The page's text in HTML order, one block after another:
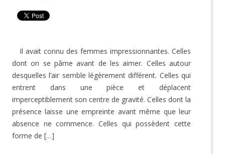
Il avait connu des femmes impressionnantes. Celles
dont on se pâme avant de les aimer. Celles autour
desquelles l’air semble légèrement différent. Celles qui
entrent dans une pièce et déplacent
imperceptiblement son centre de gravité. Celles dont la
présence laisse une empreinte avant même que leur
absence ne commence. Celles qui possèdent cette
forme de […]